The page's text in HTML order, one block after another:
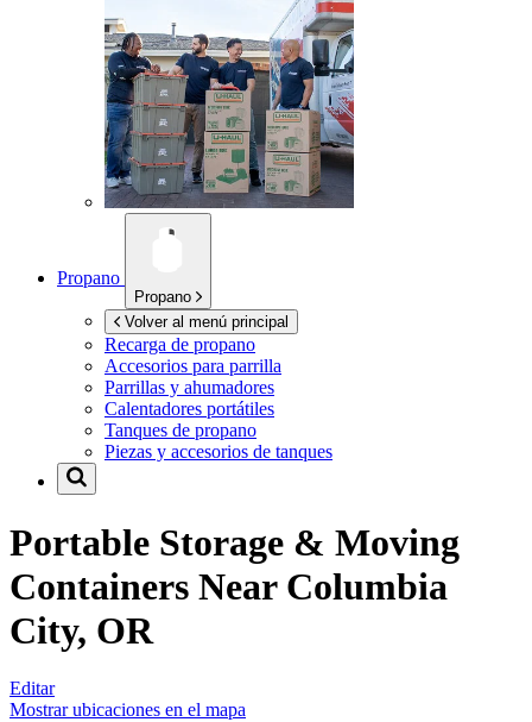
Propano
Propano
Volver al menú principal
Recarga de propano
Accesorios para parrilla
Parrillas y ahumadores
Calentadores portátiles
Tanques de propano
Piezas y accesorios de tanques
Portable Storage & Moving
Containers Near Columbia
City, OR
Editar
Mostrar ubicaciones en el mapa